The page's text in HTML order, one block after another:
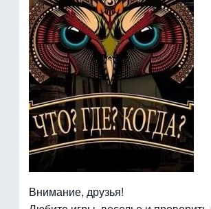
Внимание, друзья!